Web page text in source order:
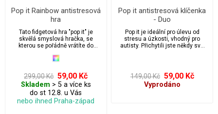
Pop it Rainbow antistresová
hra
Tato fidgetová hra "pop it" je
skvělá smyslová hračka, se
kterou se pořádně vrátíte do
úlevu od stresu a úzkosti, vhodná
své děti nebo možná i sebe, když
praskají bublinkovou fólií přímo z
krabice balíčku? Pak si zamilujete
tuto fidgetovou hračku pop it.
„Stačí zmáčknout a vydá to mírný
praskavý zvuk. Když poslední
299,00 Kč 59,00 Kč
Skladem > 5 a více ks
do st 12.8. u Vás
nebo ihned Praha-západ
Pop it antistresová klíčenka
- Duo
Pop it je ideální pro úlevu od
stresu a úzkosti, vhodný pro
autisty. Přichytili jste někdy své
pop it. „Stačí zmáčknout a vydá to
mírný praskavý zvuk. Nekonečně
opakovaně použitelné a
149,00 Kč 59,00 Kč
Vyprodáno